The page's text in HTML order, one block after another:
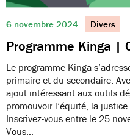
6 novembre 2024 Divers
Programme Kinga |
Le programme Kinga
primaire et du secondaire.
ajout intéressant aux outils
promouvoir l’équité, la
Inscrivez-vous entre le 25
Vous…